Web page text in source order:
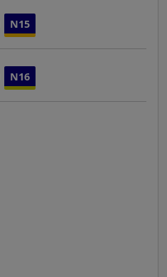
N15
N16